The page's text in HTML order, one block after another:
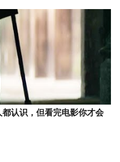
都认识，但看完电影你才会